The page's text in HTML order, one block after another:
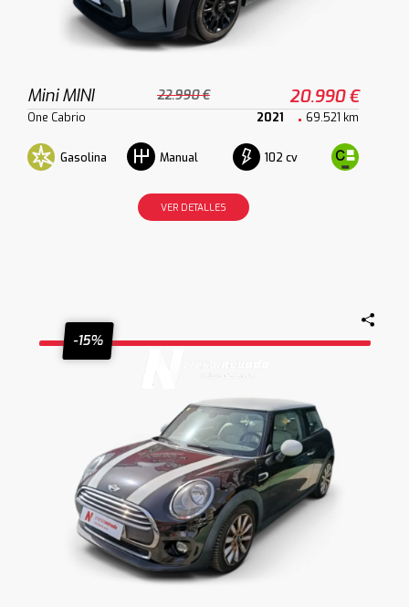
Mini MINI 22.990 € 20.990 €
One Cabrio 2021 69.521 km
Gasolina Manual 102 cv
VER DETALLES
-15%